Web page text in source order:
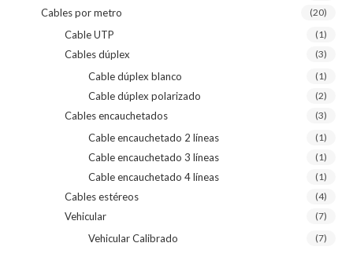
Cables por metro (20)
Cable UTP (1)
Cables dúplex (3)
Cable dúplex blanco (1)
Cable dúplex polarizado (2)
Cables encauchetados (3)
Cable encauchetado 2 líneas (1)
Cable encauchetado 3 líneas (1)
Cable encauchetado 4 líneas (1)
Cables estéreos (4)
Vehicular (7)
Vehicular Calibrado (7)